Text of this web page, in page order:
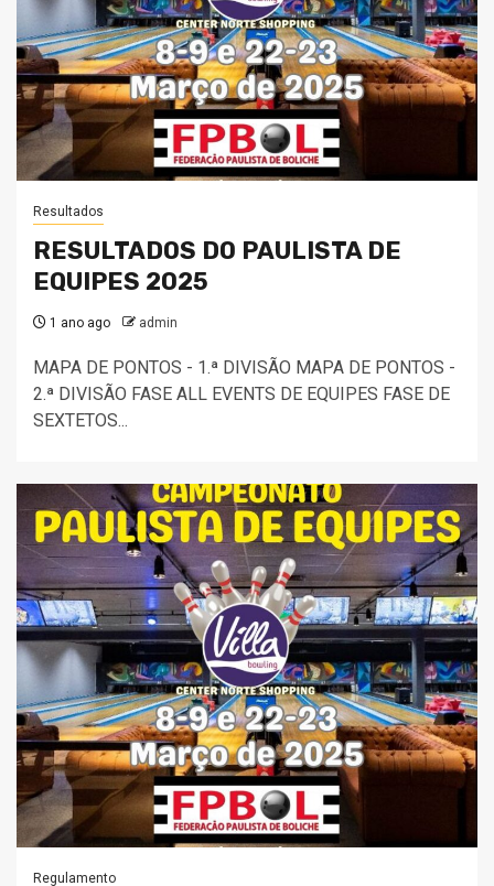
Resultados
RESULTADOS DO PAULISTA DE
EQUIPES 2025
1 ano ago admin
MAPA DE PONTOS - 1.ª DIVISÃO MAPA DE PONTOS -
2.ª DIVISÃO FASE ALL EVENTS DE EQUIPES FASE DE
SEXTETOS...
Regulamento